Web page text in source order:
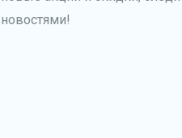
новостями!